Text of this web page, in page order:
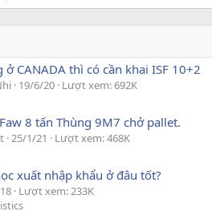
ở CANADA thì có cần khai ISF 10+2
19/6/20 Lượt xem: 692K
8 tấn Thùng 9M7 chở pallet.
25/1/21
Lượt xem: 468K
xuất nhập khẩu ở đâu tốt?
Lượt xem: 233K